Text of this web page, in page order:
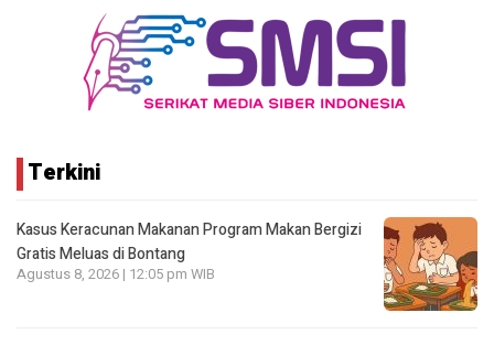
Terkini
Kasus Keracunan Makanan Program Makan Bergizi
Gratis Meluas di Bontang
Agustus 8, 2026 | 12:05 pm WIB